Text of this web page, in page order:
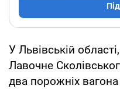
У Львівській
Лавочне
два порожніх